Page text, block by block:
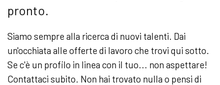
pronto.
Siamo sempre alla ricerca di nuovi talenti. Dai
un'occhiata alle offerte di lavoro che trovi qui sotto.
Se c'è un profilo in linea con il tuo... non aspettare!
Contattaci subito. Non hai trovato nulla o pensi di